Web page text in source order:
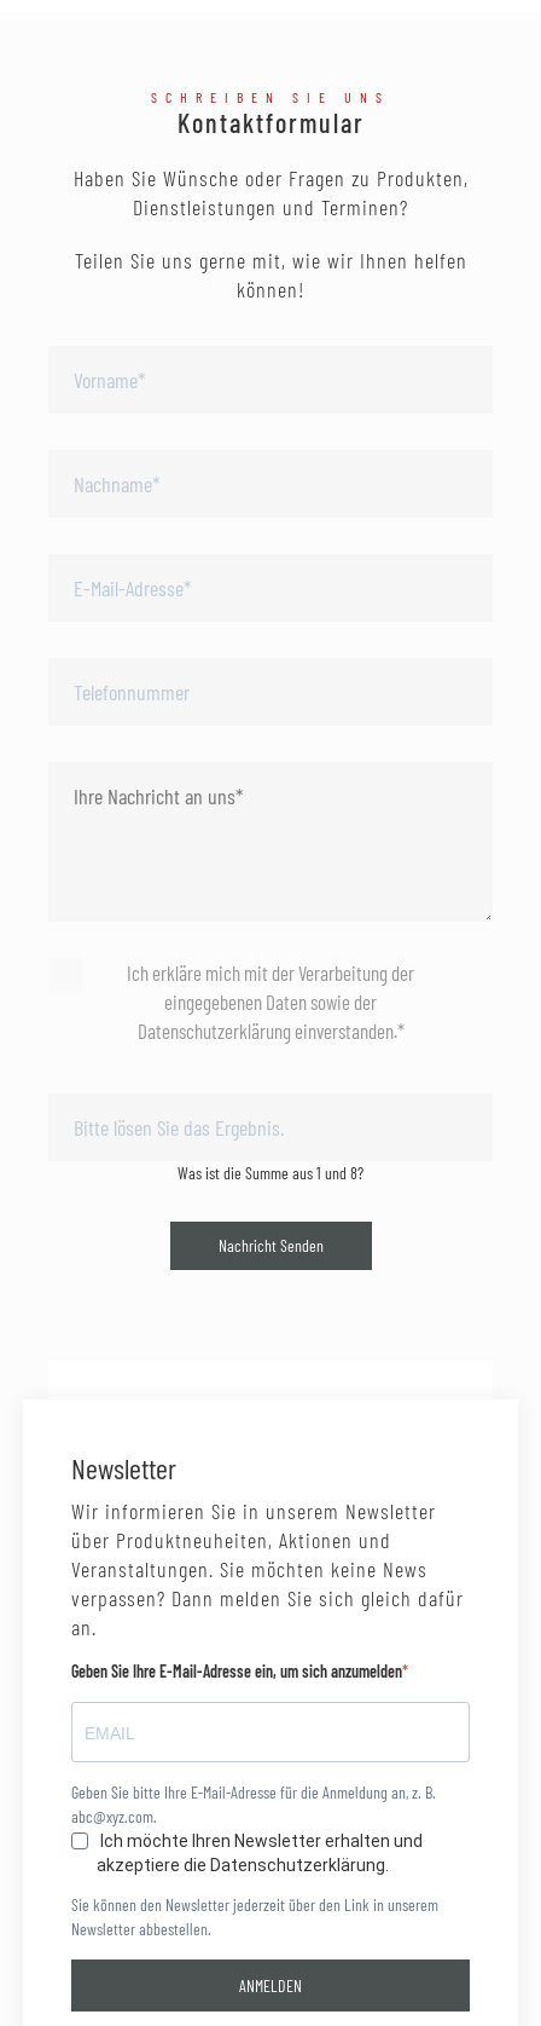
SCHREIBEN SIE UNS
Kontaktformular
Haben Sie Wünsche oder Fragen zu Produkten,
Dienstleistungen und Terminen?
Teilen Sie uns gerne mit, wie wir Ihnen helfen
können!
Ich erkläre mich mit der Verarbeitung der
eingegebenen Daten sowie der
Datenschutzerklärung einverstanden.*
Was ist die Summe aus 1 und 8?
Nachricht Senden
Newsletter
Wir informieren Sie in unserem Newsletter
über Produktneuheiten, Aktionen und
Veranstaltungen. Sie möchten keine News
verpassen? Dann melden Sie sich gleich dafür
an.
Geben Sie Ihre E-Mail-Adresse ein, um sich anzumelden
Geben Sie bitte Ihre E-Mail-Adresse für die Anmeldung an, z. B.
abc@xyz.com.
Ich möchte Ihren Newsletter erhalten und
akzeptiere die Datenschutzerklärung.
Sie können den Newsletter jederzeit über den Link in unserem
Newsletter abbestellen.
ANMELDEN